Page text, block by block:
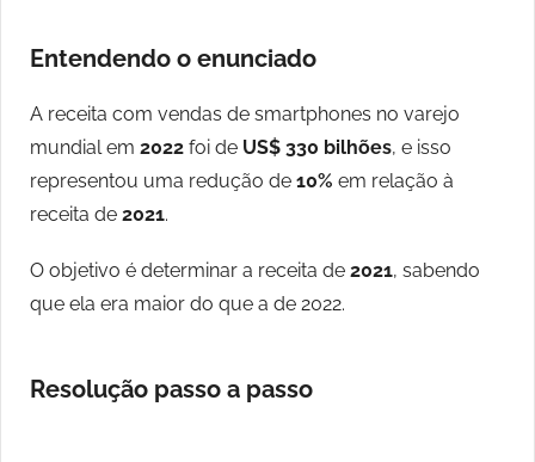
Entendendo o enunciado
A receita com vendas de smartphones no varejo
mundial em 2022 foi de US$ 330 bilhões, e isso
representou uma redução de 10% em relação à
receita de 2021.
O objetivo é determinar a receita de 2021, sabendo
que ela era maior do que a de 2022.
Resolução passo a passo